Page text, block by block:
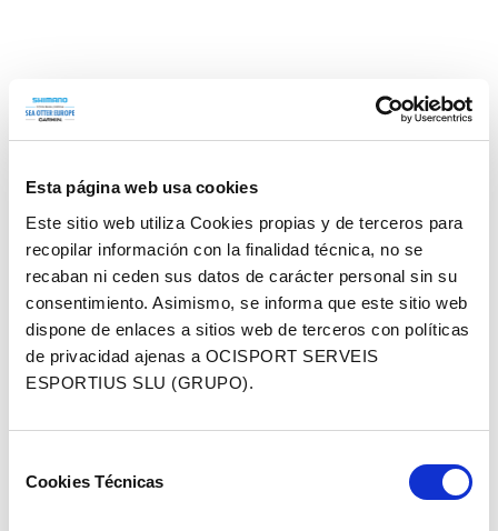
Esta página web usa cookies
Este sitio web utiliza Cookies propias y de terceros para
recopilar información con la finalidad técnica, no se
recaban ni ceden sus datos de carácter personal sin su
consentimiento. Asimismo, se informa que este sitio web
dispone de enlaces a sitios web de terceros con políticas
de privacidad ajenas a OCISPORT SERVEIS
ESPORTIUS SLU (GRUPO).
deCookies Técnicas
Activitats per a
gaudir del festival
ANDBike també inclourà una àmplia gamma
d’activitats familiars perquè els aficionats als
senders i a la natura experimentin una
experiència veritablement única a l’entorn
natural de la Massana – Andorra.